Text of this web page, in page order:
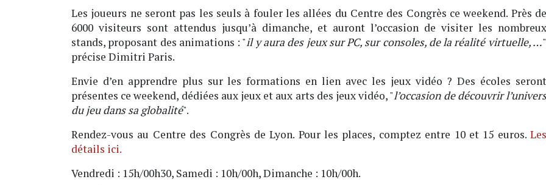
Les joueurs ne seront pas les seuls à fouler les allées du Centre des Congrès ce weekend. Près de
6000 visiteurs sont attendus jusqu’à dimanche, et auront l’occasion de visiter les nombreux
stands, proposant des animations : "il y aura des jeux sur PC, sur consoles, de la réalité virtuelle, …"
précise Dimitri Paris.
Envie d’en apprendre plus sur les formations en lien avec les jeux vidéo ? Des écoles seront
présentes ce weekend, dédiées aux jeux et aux arts des jeux vidéo, "l’occasion de découvrir
du jeu dans sa globalité".
Rendez-vous au Centre des Congrès de Lyon. Pour les places, comptez entre 10 et 15 euros. Les
détails ici.
Vendredi : 15h/00h30, Samedi : 10h/00h, Dimanche : 10h/00h.